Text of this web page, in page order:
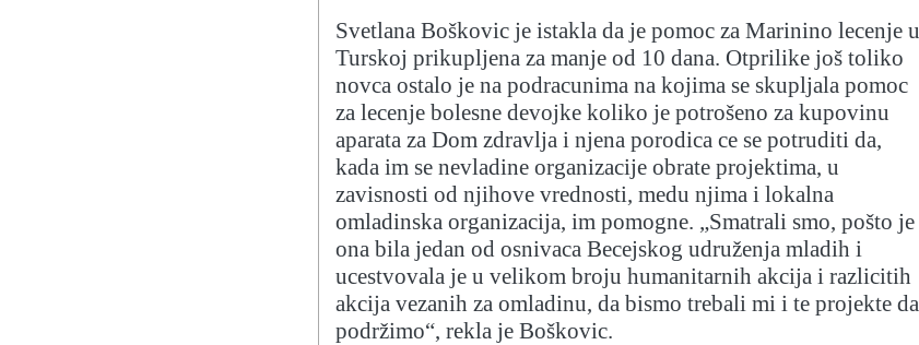
Svetlana Boškovic je istakla da je pomoc za Marinino lecenje u
Turskoj prikupljena za manje od 10 dana. Otprilike još toliko
novca ostalo je na podracunima na kojima se skupljala pomoc
za lecenje bolesne devojke koliko je potrošeno za kupovinu
aparata za Dom zdravlja i njena porodica ce se potruditi da,
kada im se nevladine organizacije obrate projektima, u
zavisnosti od njihove vrednosti, medu njima i lokalna
omladinska organizacija, im pomogne. „Smatrali smo, pošto je
ona bila jedan od osnivaca Becejskog udruženja mladih i
ucestvovala je u velikom broju humanitarnih akcija i razlicitih
akcija vezanih za omladinu, da bismo trebali mi i te projekte da
podržimo“, rekla je Boškovic.